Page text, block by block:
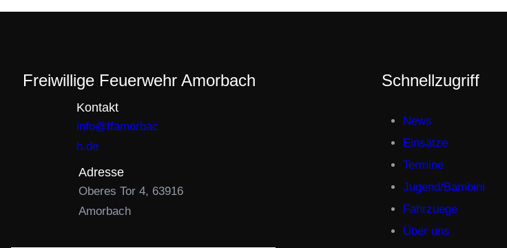
Freiwillige Feuerwehr Amorbach
Kontakt
info@ffamorbac
h.de
Adresse
Oberes Tor 4, 63916
Amorbach
Schnellzugriff
News
Einsätze
Termine
Jugend/Bambini
Fahrzuege
Über uns